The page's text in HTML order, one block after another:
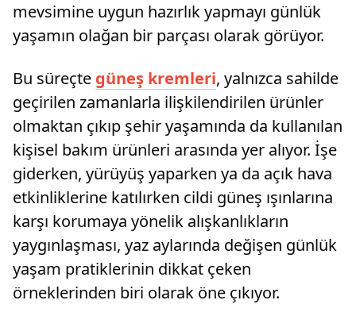
mevsimine uygun hazırlık yapmayı günlük
yaşamın olağan bir parçası olarak görüyor.
Bu süreçte güneş kremleri, yalnızca sahilde
geçirilen zamanlarla ilişkilendirilen ürünler
olmaktan çıkıp şehir yaşamında da kullanılan
kişisel bakım ürünleri arasında yer alıyor. İşe
giderken, yürüyüş yaparken ya da açık hava
etkinliklerine katılırken cildi güneş ışınlarına
karşı korumaya yönelik alışkanlıkların
yaygınlaşması, yaz aylarında değişen günlük
yaşam pratiklerinin dikkat çeken
örneklerinden biri olarak öne çıkıyor.